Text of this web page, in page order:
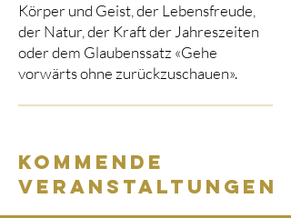
Körper und Geist, der Lebensfreude,
der Natur, der Kraft der Jahreszeiten
oder dem Glaubenssatz «Gehe
vorwärts ohne zurückzuschauen».
kommende
veranstaltungen